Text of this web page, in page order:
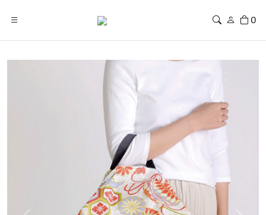
0